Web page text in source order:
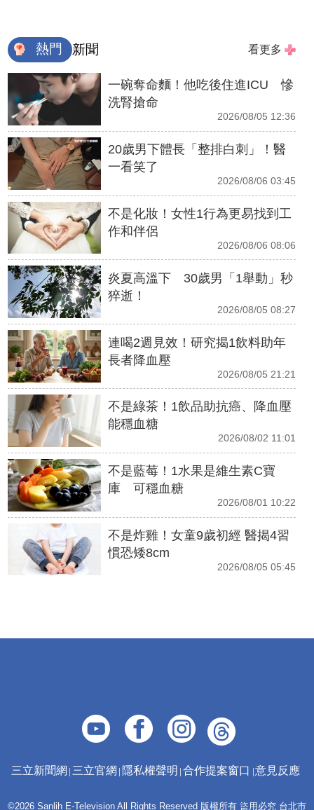
熱門 新聞 看更多
一碗奪命麵！他吃後住進ICU 慘
洗腎搶命
2026/08/05 12:36
20歲男下體長「整排白刺」！醫
一看笑了
2026/08/06 03:45
不是化妝！女性1行為更易找到工
作和伴侶
2026/08/06 08:06
炎夏高溫下 30歲男「1舉動」秒
猝逝！
2026/08/05 08:27
連喝2週見效！研究揭1飲料助年
長者降血壓
2026/08/05 21:21
不是綠茶！1飲品助抗癌、降血壓
能穩血糖
2026/08/02 11:01
不是藍莓！1水果是維生素C寶
庫 可穩血糖
2026/08/01 10:22
不是炸雞！女童9歲初經 醫揭4習
慣恐矮8cm
2026/08/05 05:45
三立新聞網 三立官網 隱私權聲明 合作提案窗口 意見反應
©2026 Sanlih E-Television All Rights Reserved 版權所有 盜用必究 台北市